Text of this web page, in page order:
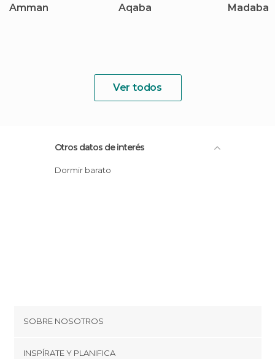
Amman Aqaba Madaba
Ver todos
Otros datos de interés
Dormir barato
SOBRE NOSOTROS
Cookies
INSPÍRATE Y PLANIFICA